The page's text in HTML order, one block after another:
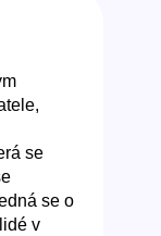
se
se o
v